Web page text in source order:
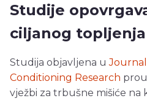
Studije
ciljanog
Studija objavljena u
Conditioning Research
vježbi za trbušne mišiće na